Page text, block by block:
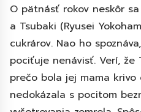
O pätnásť rokov neskôr
a Tsubaki (Ryusei
cukrárov. Nao ho
pociťuje nenávisť. Verí, že
prečo bola jej mama krivo
nedokázala s pocitom